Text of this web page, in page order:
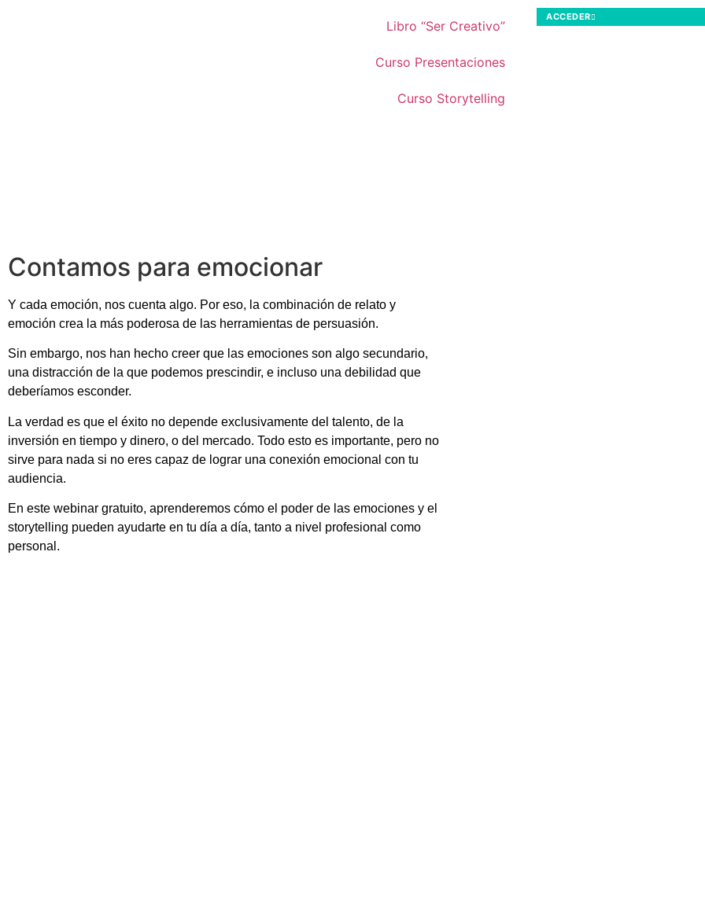
Libro “Ser Creativo”
Curso Presentaciones
Curso Storytelling
ACCEDER
Contamos para emocionar
Y cada emoción, nos cuenta algo. Por eso, la combinación de relato y
emoción crea la más poderosa de las herramientas de persuasión.
Sin embargo, nos han hecho creer que las emociones son algo secundario,
una distracción de la que podemos prescindir, e incluso una debilidad que
deberíamos esconder.
La verdad es que el éxito no depende exclusivamente del talento, de la
inversión en tiempo y dinero, o del mercado. Todo esto es importante, pero no
sirve para nada si no eres capaz de lograr una conexión emocional con tu
audiencia.
En este webinar gratuito, aprenderemos cómo el poder de las emociones y el
storytelling pueden ayudarte en tu día a día, tanto a nivel profesional como
personal.